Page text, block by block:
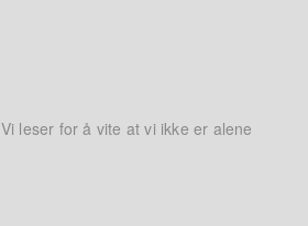
Vi leser for å vite at vi ikke er alene